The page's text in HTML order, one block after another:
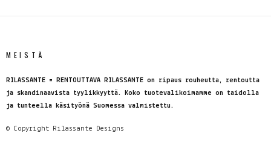
MEISTÄ
RILASSANTE = RENTOUTTAVA RILASSANTE on ripaus rouheutta, rentoutta
ja skandinaavista tyylikkyyttä. Koko tuotevalikoimamme on taidolla
ja tunteella käsityönä Suomessa valmistettu.
© Copyright Rilassante Designs